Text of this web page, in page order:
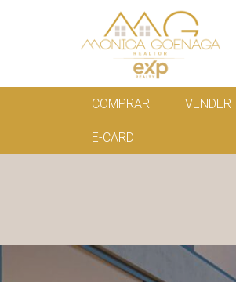
COMPRAR VENDER
E-CARD